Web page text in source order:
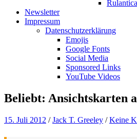
Newsletter
Impressum
Datenschutzerklärung
Emojis
Google Fonts
Social Media
Sponsored Links
YouTube Videos
Beliebt: Ansichtskarten
15. Juli 2012 /Jack T. Greeley /Keine